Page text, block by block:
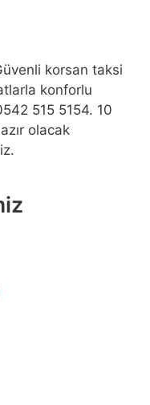
korsan taksi
konforlu
515 5154. 10
olacak